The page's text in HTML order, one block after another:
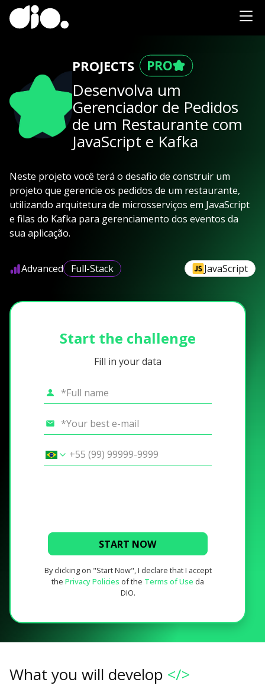
PROJECTS
Desenvolva um
Gerenciador de Pedidos
de um Restaurante com
JavaScript e Kafka
Neste projeto você terá o desafio de construir um
projeto que gerencie os pedidos de um restaurante,
utilizando arquitetura de microsserviços em JavaScript
e filas do Kafka para gerenciamento dos eventos da
sua aplicação.
Advanced Full-Stack JavaScript
Start the challenge
Fill in your data
START NOW
By clicking on "Start Now", I declare that I accept
the Privacy Policies of the Terms of Use da
DIO.
What you will develop </>